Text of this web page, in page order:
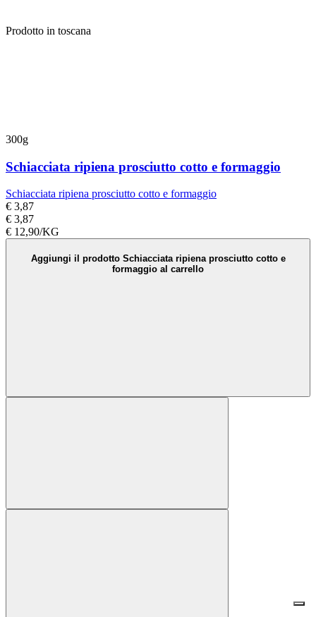
Prodotto in toscana
300g
Schiacciata ripiena prosciutto cotto e formaggio
Schiacciata ripiena prosciutto cotto e formaggio
€ 3,87
€ 3,87
€ 12,90/KG
Aggiungi il prodotto Schiacciata ripiena prosciutto cotto e
formaggio al carrello